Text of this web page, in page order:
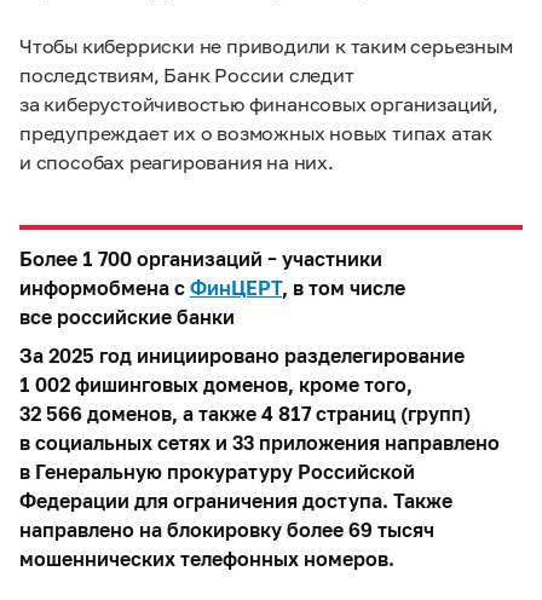
Чтобы киберриски не приводили к таким серьезным
последствиям, Банк России следит
за киберустойчивостью финансовых организаций,
предупреждает их о возможных новых типах атак
и способах реагирования на них.
Более 1 700 организаций – участники
информобмена с ФинЦЕРТ, в том числе
все российские банки
За 2025 год инициировано разделегирование
1 002 фишинговых доменов, кроме того,
32 566 доменов, а также 4 817 страниц (групп)
в социальных сетях и 33 приложения направлено
в Генеральную прокуратуру Российской
Федерации для ограничения доступа. Также
направлено на блокировку более 69 тысяч
мошеннических телефонных номеров.